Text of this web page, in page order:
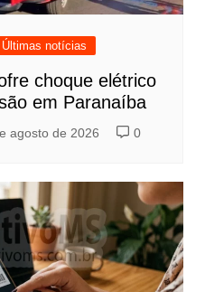
Últimas notícias
choque elétrico
em Paranaíba
agosto de 2026 0